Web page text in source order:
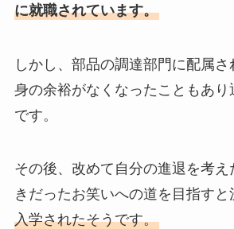
に就職されています。
しかし、部品の調達部門に配属
身の余裕がなくなったこともあり
です。
その後、改めて自分の進退を考
きだったお笑いへの道を目指すと
入学されたそうです。